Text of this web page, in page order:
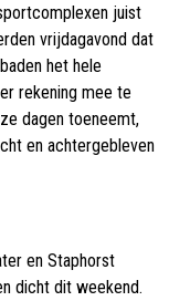
juist
vrijdagavond dat
het hele
rekening mee te
dagen toeneemt,
en achtergebleven
en Staphorst
dicht dit weekend.